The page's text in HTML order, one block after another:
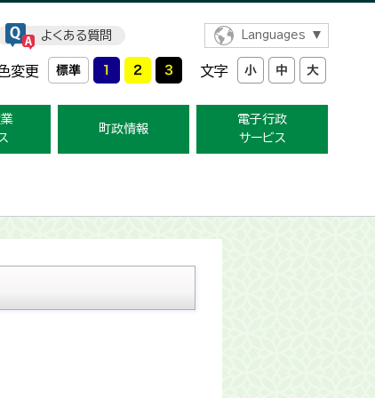
よくある質問 Languages
変更 文字
業
町政情報
電子行政
サービス